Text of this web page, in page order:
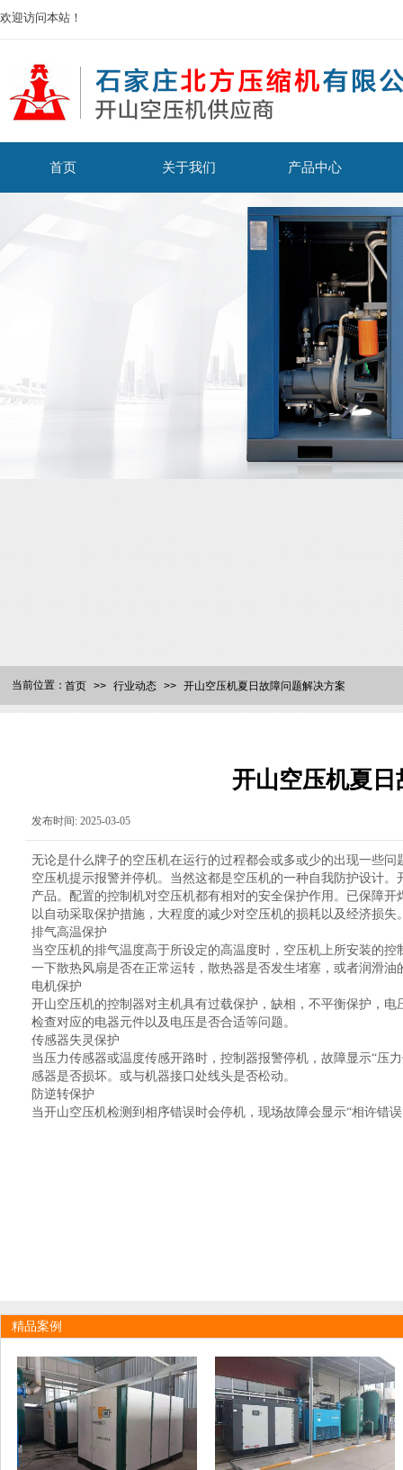
欢迎访问本站！
首页 关于我们 产品中心
当前位置：首页 >> 行业动态 >> 开山空压机夏日故障问题解决方案
开山空压机夏
发布时间: 2025-03-05
无论是什么牌子的空压机在运行的过程都会或多或少的出现一些
空压机提示报警并停机。当然这都是空压机的一种自我防护设计
产品。配置的控制机对空压机都有相对的安全保护作用。已保障
以自动采取保护措施，大程度的减少对空压机的损耗以及经济损失
排气高温保护
当空压机的排气温度高于所设定的高温度时，空压机上所安装的
一下散热风扇是否在正常运转，散热器是否发生堵塞，或者润滑
电机保护
开山空压机的控制器对主机具有过载保护，缺相，不平衡保护，
检查对应的电器元件以及电压是否合适等问题。
传感器失灵保护
当压力传感器或温度传感开路时，控制器报警停机，故障显示“压
感器是否损坏。或与机器接口处线头是否松动。
防逆转保护
当开山空压机检测到相序错误时会停机，现场故障会显示“相许错
精品案例